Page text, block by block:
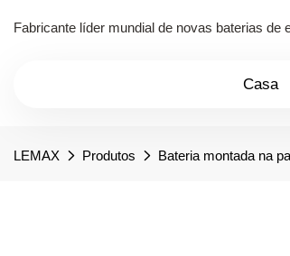
Fabricante líder mundial de novas baterias
Casa
LEMAX Produtos Bateria montada na